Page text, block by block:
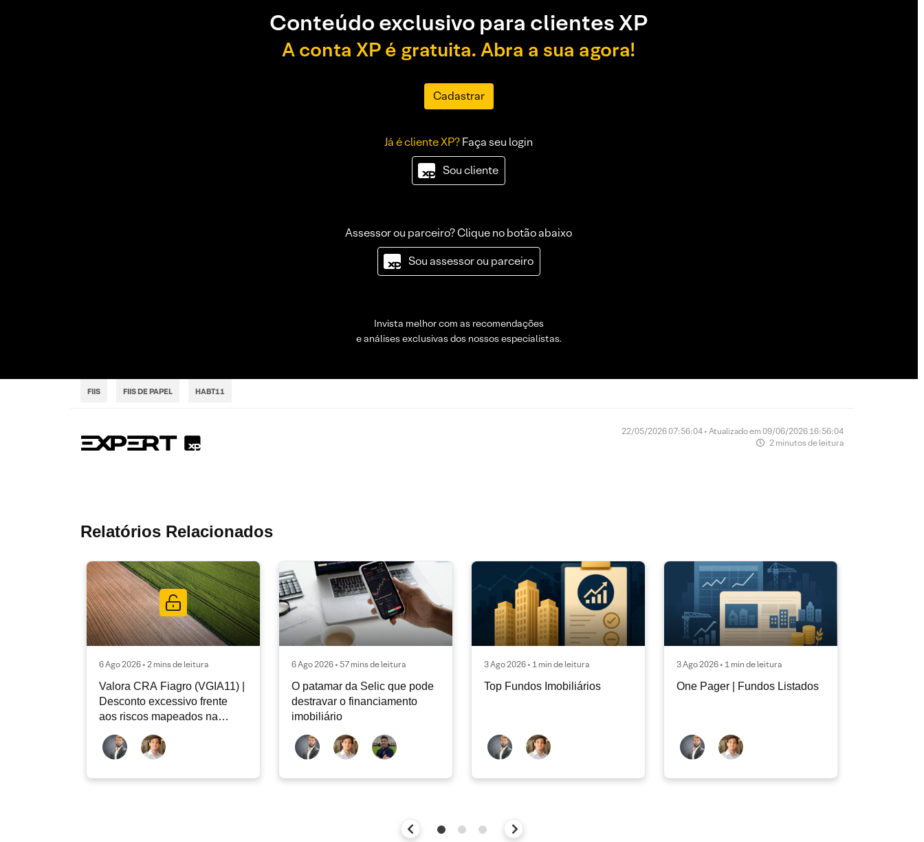
Conteúdo exclusivo para clientes XP
A conta XP é gratuita. Abra a sua agora!
Cadastrar
Já é cliente XP?Faça seu login
Sou cliente
Assessor ou parceiro? Clique no botão abaixo
Sou assessor ou parceiro
Invista melhor com as recomendações
e análises exclusivas dos nossos especialistas.
FIIS FIIS DE PAPEL HABT11
22/05/2026 07:56:04 • Atualizado em 09/06/2026 16:56:04
2 minutos de leitura
Relatórios Relacionados
6 Ago 2026 • 2 mins de leitura
Valora CRA Fiagro (VGIA11) |
Desconto excessivo frente
aos riscos mapeados na
6 Ago 2026 • 57 mins de leitura
O patamar da Selic que pode
destravar o financiamento
imobiliário
3 Ago 2026 • 1 min de leitura
Top Fundos Imobiliários
3 Ago 2026 • 1 min de leitura
One Pager | Fundos Listados